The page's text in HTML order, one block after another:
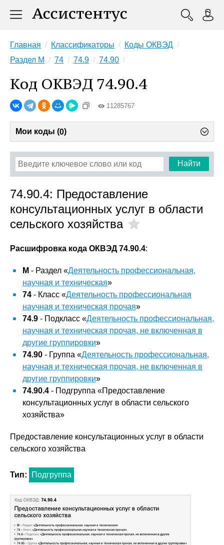
Главная Классификаторы
Коды ОКВЭД
Раздел M
74 74.9 74.90
Код ОКВЭД 74.90.4
11285767
Мои коды (0)
Найти
74.90.4: Предоставление
консультационных услуг в области
сельского хозяйства
Расшифровка кода ОКВЭД 74.90.4:
M - Раздел «Деятельность профессиональная,
научная и техническая»
74 - Класс «Деятельность профессиональная
научная и техническая прочая»
74.9 - Подкласс «Деятельность профессиональная,
научная и техническая прочая, не включенная в
другие группировки»
74.90 - Группа «Деятельность профессиональная,
научная и техническая прочая, не включенная в
другие группировки»
74.90.4 - Подгруппа «Предоставление
консультационных услуг в области сельского
хозяйства»
Предоставление консультационных услуг в области
сельского хозяйства
Тип: Подгруппа